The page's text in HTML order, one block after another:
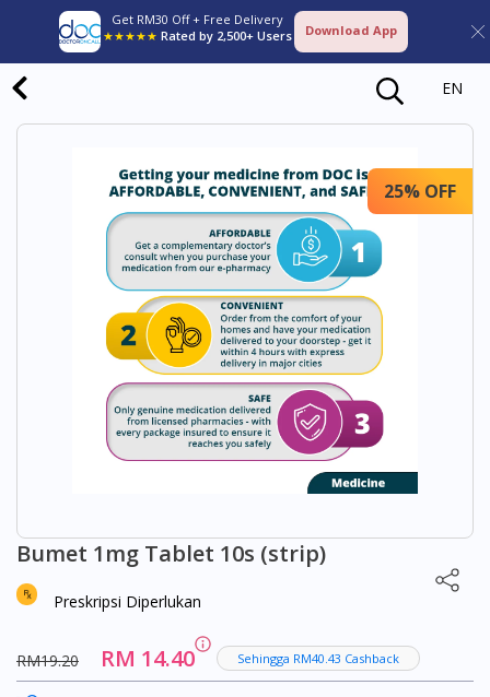
Get RM30 Off + Free Delivery
★★★★★ Rated by 2,500+ Users Download App
EN
25% OFF
Bumet 1mg Tablet 10s (strip)
Preskripsi Diperlukan
RM19.20 RM 14.40 Sehingga RM40.43 Cashback